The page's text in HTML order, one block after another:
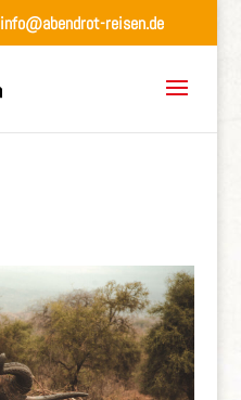
info@abendrot-reisen.de